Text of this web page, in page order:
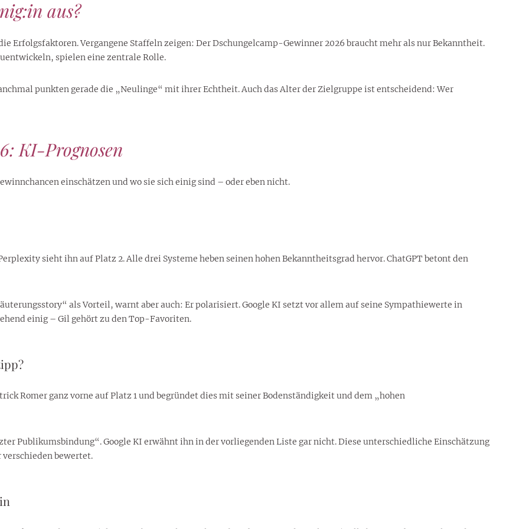
aus?
Erfolgsfaktoren. Vergangene Staffeln zeigen: Der Dschungelcamp-Gewinner 2026 braucht mehr als nur Bekanntheit.
spielen eine zentrale Rolle.
punkten gerade die „Neulinge“ mit ihrer Echtheit. Auch das Alter der Zielgruppe ist entscheidend: Wer
KI-Prognosen
einschätzen und wo sie sich einig sind – oder eben nicht.
sieht ihn auf Platz 2. Alle drei Systeme heben seinen hohen Bekanntheitsgrad hervor. ChatGPT betont den
als Vorteil, warnt aber auch: Er polarisiert. Google KI setzt vor allem auf seine Sympathiewerte in
einig – Gil gehört zu den Top-Favoriten.
Romer ganz vorne auf Platz 1 und begründet dies mit seiner Bodenständigkeit und dem „hohen
Publikumsbindung“. Google KI erwähnt ihn in der vorliegenden Liste gar nicht. Diese unterschiedliche Einschätzung
bewertet.